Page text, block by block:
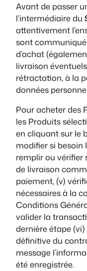
Avant de passer
l’intermédiaire du
attentivement
sont
d’achat
livraison
rétractation, à la
données
Pour acheter des
les Produits
en cliquant sur le
modifier si besoin
remplir ou vérifier
de livraison
paiement, (v)
nécessaires à la
Conditions
valider la
dernière étape
définitive du
message
été enregistrée.